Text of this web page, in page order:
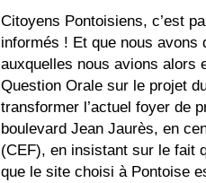
Citoyens Pontoisiens, c’est
informés ! Et que nous avons
auxquelles nous avions alors
Question Orale sur le projet
transformer l’actuel foyer de
boulevard Jean Jaurès, en
(CEF), en insistant sur le fait
que le site choisi à Pontoise